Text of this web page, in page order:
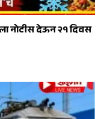
नोटीस देऊन २१ दिवस